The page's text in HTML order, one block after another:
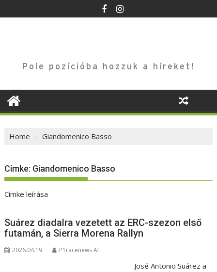
to
Pole pozícióba hozzuk a híreket!
Home Giandomenico Basso
Címke: Giandomenico Basso
Címke leírása
Suárez diadalra vezetett az ERC-szezon első
futamán, a Sierra Morena Rallyn
2026.04.19. P1racenews AI
José Antonio Suárez a